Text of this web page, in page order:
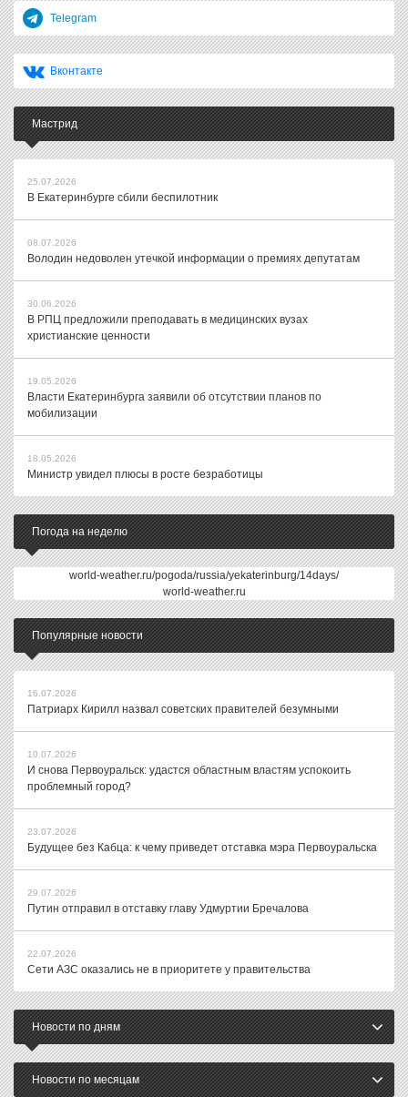
Telegram
Вконтакте
Мастрид
25.07.2026
В Екатеринбурге сбили беспилотник
08.07.2026
Володин недоволен утечкой информации о премиях депутатам
30.06.2026
В РПЦ предложили преподавать в медицинских вузах
христианские ценности
19.05.2026
Власти Екатеринбурга заявили об отсутствии планов по
мобилизации
18.05.2026
Министр увидел плюсы в росте безработицы
Погода на неделю
world-weather.ru/pogoda/russia/yekaterinburg/14days/
world-weather.ru
Популярные новости
16.07.2026
Патриарх Кирилл назвал советских правителей безумными
10.07.2026
И снова Первоуральск: удастся областным властям успокоить
проблемный город?
23.07.2026
Будущее без Кабца: к чему приведет отставка мэра Первоуральска
29.07.2026
Путин отправил в отставку главу Удмуртии Бречалова
22.07.2026
Сети АЗС оказались не в приоритете у правительства
Новости по дням
Новости по месяцам